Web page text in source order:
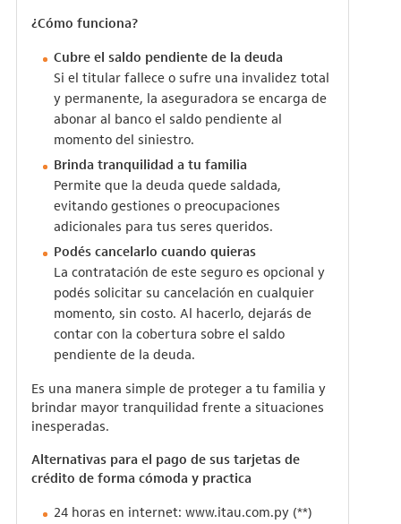
¿Cómo funciona?
Cubre el saldo pendiente de la deuda
Si el titular fallece o sufre una invalidez total
y permanente, la aseguradora se encarga de
abonar al banco el saldo pendiente al
momento del siniestro.
Brinda tranquilidad a tu familia
Permite que la deuda quede saldada,
evitando gestiones o preocupaciones
adicionales para tus seres queridos.
Podés cancelarlo cuando quieras
La contratación de este seguro es opcional y
podés solicitar su cancelación en cualquier
momento, sin costo. Al hacerlo, dejarás de
contar con la cobertura sobre el saldo
pendiente de la deuda.
Es una manera simple de proteger a tu familia y
brindar mayor tranquilidad frente a situaciones
inesperadas.
Alternativas para el pago de sus tarjetas de
crédito de forma cómoda y practica
24 horas en internet:www.itau.com.py (**)